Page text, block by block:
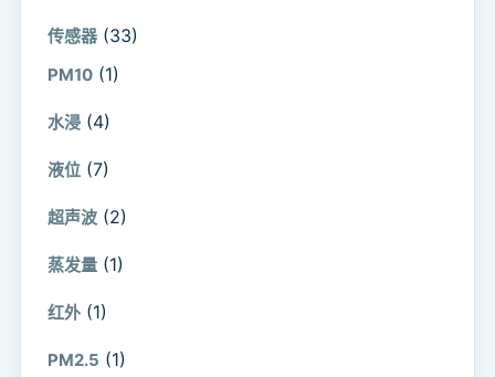
传感器 (33)
PM10 (1)
水浸 (4)
液位 (7)
超声波 (2)
蒸发量 (1)
红外 (1)
PM2.5 (1)